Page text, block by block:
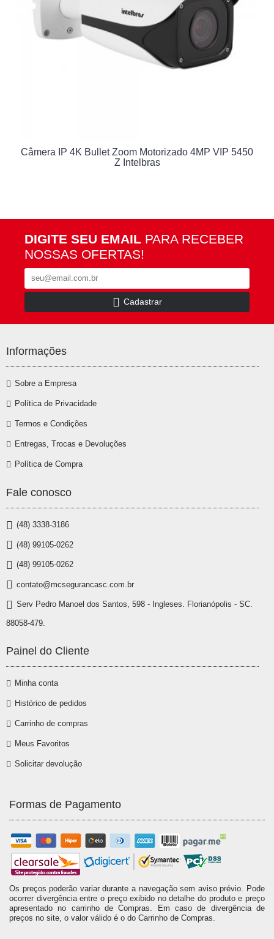
Câmera IP 4K Bullet Zoom Motorizado 4MP VIP 5450
Z Intelbras
DIGITE SEU EMAIL PARA RECEBER
NOSSAS OFERTAS!
Cadastrar
Informações
Sobre a Empresa
Política de Privacidade
Termos e Condições
Entregas, Trocas e Devoluções
Política de Compra
Fale conosco
(48) 3338-3186
(48) 99105-0262
(48) 99105-0262
contato@mcsegurancasc.com.br
Serv Pedro Manoel dos Santos, 598 - Ingleses. Florianópolis - SC.
88058-479.
Painel do Cliente
Minha conta
Histórico de pedidos
Carrinho de compras
Meus Favoritos
Solicitar devolução
Formas de Pagamento
Os preços poderão variar durante a navegação sem aviso prévio. Pode
ocorrer divergência entre o preço exibido no detalhe do produto e preço
apresentado no carrinho de Compras. Em caso de divergência de
preços no site, o valor válido é o do Carrinho de Compras.